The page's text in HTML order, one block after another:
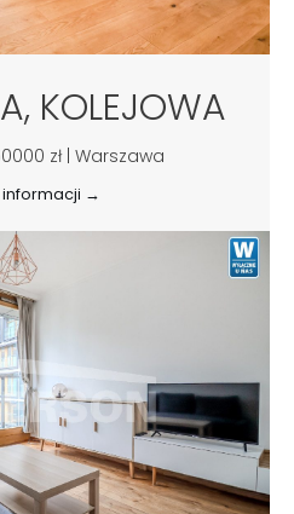
KOLEJOWA
zł | Warszawa
informacji →